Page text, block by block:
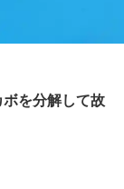
を分解して故